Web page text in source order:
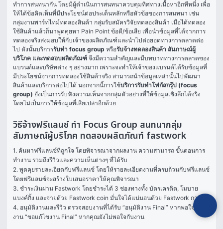
ทำการสนทนากัน โดยมีผู้ดำเนินการสนทนาควบคุมทิศทางเนื้อหาอีกทีหนึ่ง เพื่อ
ให้ได้ข้อคิดเห็นที่มีประโยชน์ต่อประเด็นหลักหรือหัวข้อของการสนทนา เช่น
กลุ่มงานพาร์ทไทม์ทดลองสินค้า กลุ่มรับสมัครวิจัยทดลองสินค้า เมื่อได้ทดลอง
ใช้สินค้าแล้วก็มาพูดคุยหา Pain Point ข้อดี/ข้อเสีย เพื่อนำข้อมูลที่ได้จากการ
ทดลองจริงส่งมอบให้กับเจ้าของผลิตภัณฑ์และนำไปต่อยอดทางการตลาดต่อ
ไป ดังนั้นบริการรับทำ focus group หรือรับจ้างทดลองสินค้า สัมภาษณ์ผู้
บริโภค และทดสอบผลิตภัณฑ์ จึงมีความสำคัญและมีบทบาททางการตลาดของ
แบรนด์และบริษัทต่าง ๆ อย่างมาก เพราะจะทำให้เจ้าของแบรนด์ได้รับข้อมูลที่
มีประโยชน์จากการทดลองใช้สินค้าจริง สามารถนำข้อมูลเหล่านั้นไปพัฒนา
สินค้าและบริการต่อไปได้ นอกจากนี้การใช้บริการรับทำโฟกัสกรุ๊ป (focus
group) ยังเป็นการรับฟังความเห็นจากกลุ่มตัวอย่างที่ให้ข้อมูลเชิงลึกได้จริง
โดยไม่เป็นการให้ข้อมูลที่เสียเปล่าอีกด้วย
วิธีจ้างฟรีแลนซ์ ทำ Focus Group สนทนากลุ่ม
สัมภาษณ์ผู้บริโภค ทดสอบผลิตภัณฑ์ fastwork
1. ค้นหาฟรีแลนซ์ที่ถูกใจ โดยพิจารณาจากผลงาน ความสามารถ ขั้นตอนการ
ทำงาน รวมถึงรีวิวและความเห็นต่างๆ ที่ได้รับ
2. พูดคุยรายละเอียดกับฟรีแลนซ์ โดยให้รายละเอียดงานที่ครบถ้วนกับฟรีแลนซ์
โดยฟรีแลนซ์จะสร้างใบเสนอราคาให้คุณพิจารณา
3. ชำระเงินผ่าน Fastwork โดยชำระได้ 3 ช่องทางทั้ง บัตรเครดิต, โมบาย
แบงค์กิ้ง และจ่ายด้วย Fastwork coin มั่นใจได้แน่นอนด้วย Fastwork การันตี
4. อนุมัติงานและรีวิว ตรวจสอบงานที่ได้รับ “อนุมัติงาน Final” หากพอใจในผล
งาน “ขอแก้ไขงาน Final” หากคุณยังไม่พอใจกับงาน